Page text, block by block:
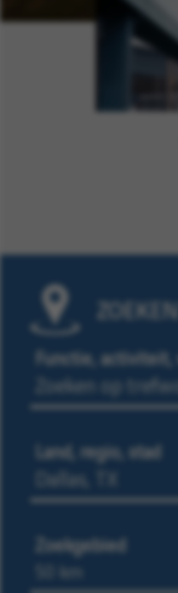
Functie, activiteit,
Land, regio, stad
Zoekgebied